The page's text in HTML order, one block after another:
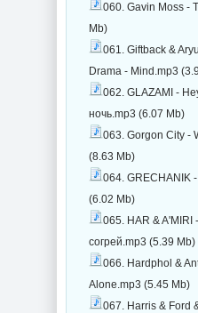
060. Gavin Moss -
Mb)
061. Giftback &
Drama - Mind.mp3
062. GLAZAMI -
ночь.mp3 (6.07 Mb)
063. Gorgon City -
(8.63 Mb)
064. GRECHANIK
(6.02 Mb)
065. HAR & A'MIRI
согрей.mp3 (5.39 Mb)
066. Hardphol &
Alone.mp3 (5.45 Mb)
067. Harris & Ford